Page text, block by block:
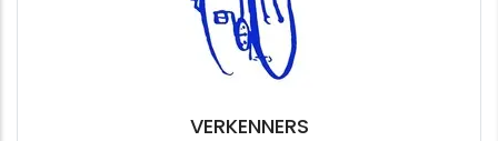
VERKENNERS